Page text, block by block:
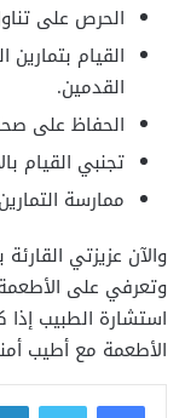
الحرص على
القيام
القدمين.
الحفاظ على
تجنبي القيام
ممارسة
والآن عزيزتي
وتعرفي على
استشارة الطبيب
الأطعمة مع أطيب
فيسبوكتويتر